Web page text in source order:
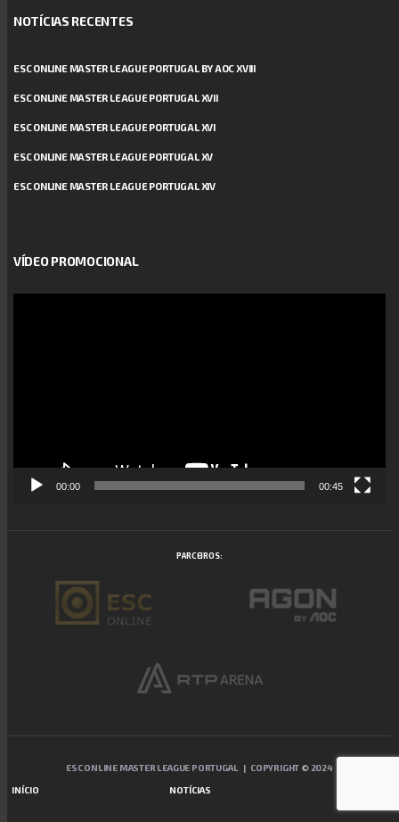
NOTÍCIAS RECENTES
ESC ONLINE MASTER LEAGUE PORTUGAL BY AOC XVIII
ESC ONLINE MASTER LEAGUE PORTUGAL XVII
ESC ONLINE MASTER LEAGUE PORTUGAL XVI
ESC ONLINE MASTER LEAGUE PORTUGAL XV
ESC ONLINE MASTER LEAGUE PORTUGAL XIV
VÍDEO PROMOCIONAL
00:00 00:45
PARCEIROS:
ESC ONLINE MASTER LEAGUE PORTUGAL | COPYRIGHT © 2024
INÍCIO NOTÍCIAS